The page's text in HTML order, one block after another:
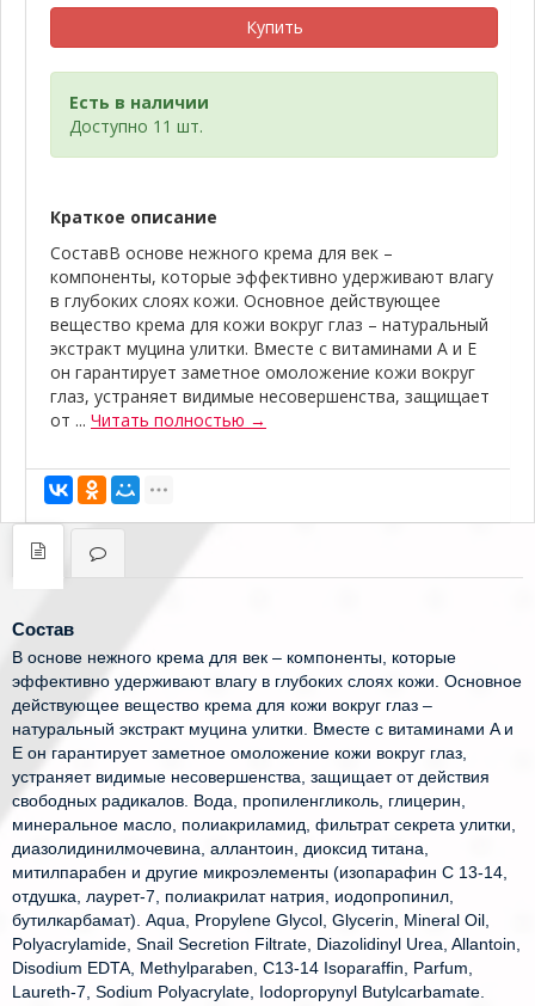
Купить
Есть в наличии
Доступно 11 шт.
Краткое описание
СоставВ основе нежного крема для век –
компоненты, которые эффективно удерживают влагу
в глубоких слоях кожи. Основное действующее
вещество крема для кожи вокруг глаз – натуральный
экстракт муцина улитки. Вместе с витаминами A и E
он гарантирует заметное омоложение кожи вокруг
глаз, устраняет видимые несовершенства, защищает
от ... Читать полностью →
Состав
В основе нежного крема для век – компоненты, которые
эффективно удерживают влагу в глубоких слоях кожи. Основное
действующее вещество крема для кожи вокруг глаз –
натуральный экстракт муцина улитки. Вместе с витаминами A и
E он гарантирует заметное омоложение кожи вокруг глаз,
устраняет видимые несовершенства, защищает от действия
свободных радикалов. Вода, пропиленгликоль, глицерин,
минеральное масло, полиакриламид, фильтрат секрета улитки,
диазолидинилмочевина, аллантоин, диоксид титана,
митилпарабен и другие микроэлементы (изопарафин С 13-14,
отдушка, лаурет-7, полиакрилат натрия, иодопропинил,
бутилкарбамат). Aqua, Propylene Glycol, Glycerin, Mineral Oil,
Polyacrylamide, Snail Secretion Filtrate, Diazolidinyl Urea, Allantoin,
Disodium EDTA, Methylparaben, C13-14 Isoparaffin, Parfum,
Laureth-7, Sodium Polyacrylate, Iodopropynyl Butylcarbamate.